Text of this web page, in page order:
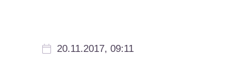
20.11.2017, 09:11